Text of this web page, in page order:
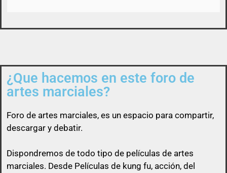
Así que un usuario que esconda su enlace, será
libre de pasárselo a quien quiera sin ninguna
obligación
¿Que hacemos en este foro de
artes marciales?
Foro de artes marciales, es un espacio para compartir,
descargar y debatir.
Dispondremos de todo tipo de películas de artes
marciales. Desde Películas de kung fu, acción, del